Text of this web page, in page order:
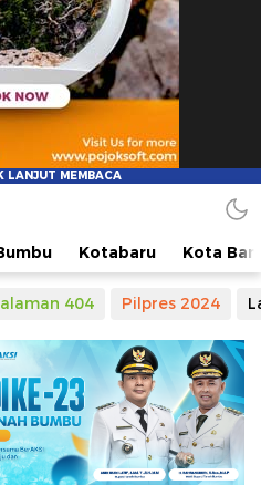
Kotabaru Kota
404 Pilpres 2024